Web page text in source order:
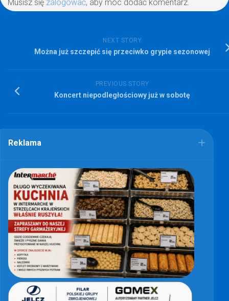
Musisz się zalogować, aby móc dodać komentarz.
NEXT STORY
Można już szczepić się przeciwko grypie sezonowej
PREVIOUS STORY
Koncert niepodległościowy już w sobotę
Reklama